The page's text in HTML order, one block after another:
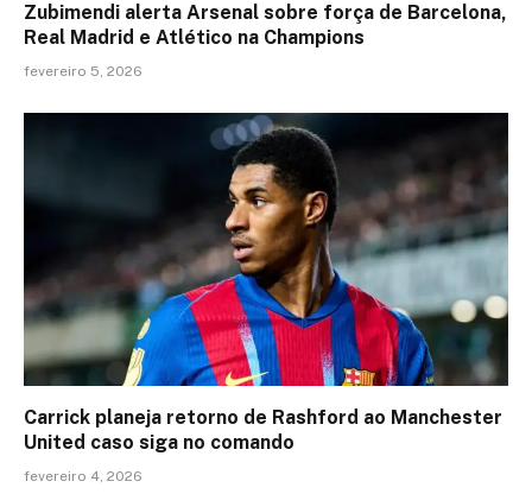
Zubimendi alerta Arsenal sobre força de Barcelona,
Real Madrid e Atlético na Champions
fevereiro 5, 2026
Carrick planeja retorno de Rashford ao Manchester
United caso siga no comando
fevereiro 4, 2026